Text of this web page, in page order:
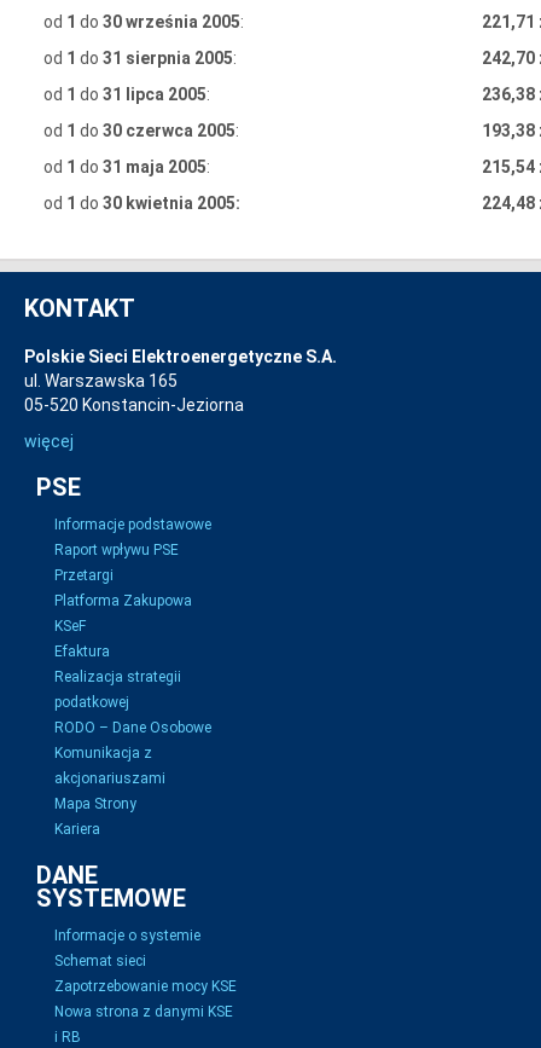
od 1 do 30 września 2005:
221,71
od 1 do 31 sierpnia 2005:
242,70
od 1 do 31 lipca 2005:
236,38
od 1 do 30 czerwca 2005:
193,38
od 1 do 31 maja 2005:
215,54
od 1 do 30 kwietnia 2005: 224,48
KONTAKT
Polskie Sieci Elektroenergetyczne S.A.
ul. Warszawska 165
05-520 Konstancin-Jeziorna
więcej
PSE
Informacje podstawowe
Raport wpływu PSE
Przetargi
Platforma Zakupowa
KSeF
Efaktura
Realizacja strategii
podatkowej
RODO – Dane Osobowe
Komunikacja z
akcjonariuszami
Mapa Strony
Kariera
DANE
SYSTEMOWE
Informacje o systemie
Schemat sieci
Zapotrzebowanie mocy KSE
Nowa strona z danymi KSE
i RB